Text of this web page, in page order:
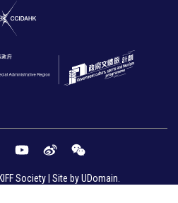
Society | Site by UDomain.